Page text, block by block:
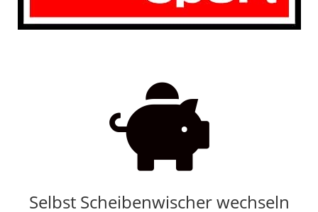

Selbst Scheibenwischer wechseln